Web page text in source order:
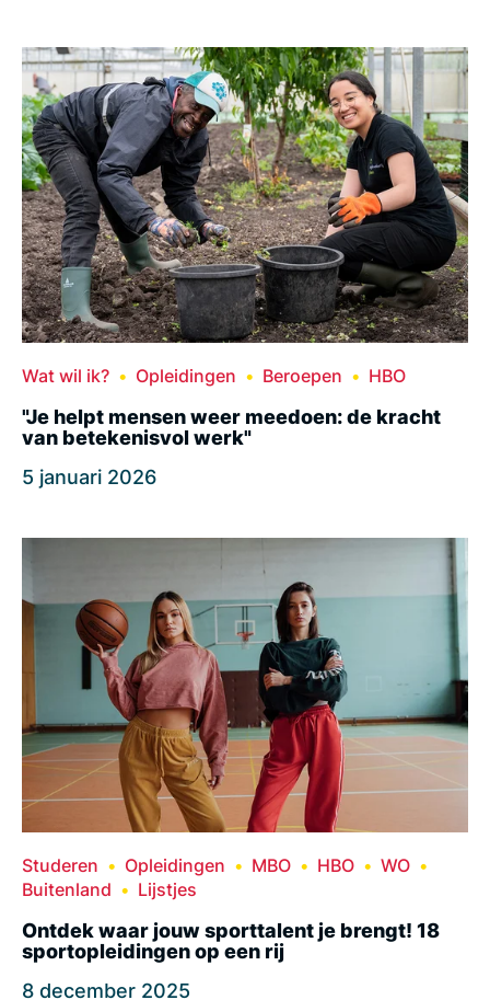
Wat wil ik? Opleidingen Beroepen HBO
"Je helpt mensen weer meedoen: de kracht
van betekenisvol werk"
5 januari 2026
Studeren Opleidingen MBO HBO
WO
Buitenland
Lijstjes
Ontdek waar jouw sporttalent je brengt! 18
sportopleidingen op een rij
8 december 2025